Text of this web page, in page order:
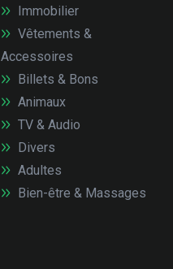
Immobilier
Vêtements &
Accessoires
Billets & Bons
Animaux
TV & Audio
Divers
Adultes
Bien-être & Massages